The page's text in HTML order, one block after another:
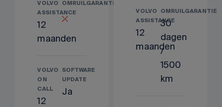
VOLVO
ASSISTANCE
12
maanden
OMRUILGARANTIE
VOLVO
ON
CALL
12
SOFTWARE
UPDATE
Ja
VOLVO
ASSISTANCE
12
maanden
OMRUILGARANTIE
30
dagen
/
1500
km